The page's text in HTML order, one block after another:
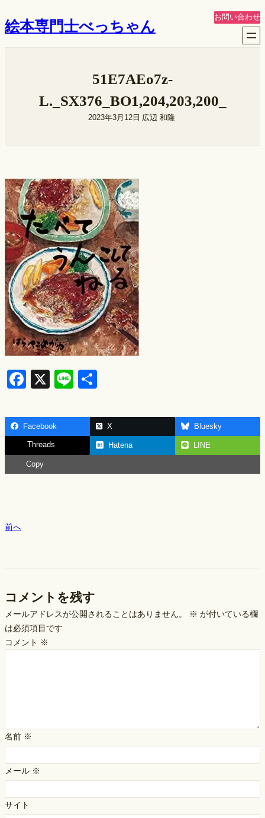
容
絵本専門士べっちゃん
お問い合わせ
51E7AEo7z-
L._SX376_BO1,204,203,200_
2023年3月12日 広辺 和隆
F
c
e
b
o
X
Li
e
ar
e
Facebook X Bluesky
Threads Hatena LINE
Copy
前へ
コメントを残す
メールアドレスが公開されることはありません。 ※ が付いている欄
は必須項目です
コメント ※
名前 ※
メール ※
サイト